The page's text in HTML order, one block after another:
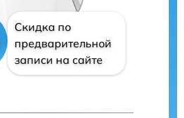
Скидка по
предварительной
записи на сайте